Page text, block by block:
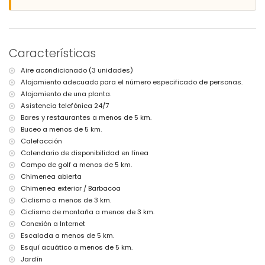
playa más cercana: El Arenal, Jávea (a menos de 4 kilómetros de la
parque más cercano: Parque Rafalet (a menos de 500 metros de la
aeropuerto más cercano: Alicante (a menos de 100 kilómetros de la
villa)
segundo aeropuerto más cercano: Valencia (> 100 kilómetros)
no se admiten mascotas
El alojamiento es muy adecuado para familias con niños
Instalaciones y servicios incluidos en el precio del alquiler de la
villa
internet (WiFi)
plancha y tabla de planchar
ropa de cama y toallas
servicio de recepción y servicio de emergencia 24 horas
calefacción central y aire acondicionado
Instalaciones y servicios con costo adicional
cama/cuna para niños (bajo demanda)
Entretenimiento y actividades de ocio para sus vacaciones en
Jávea, Costa Blanca
Características
Aire acondicionado (3 unidades)
Alojamiento adecuado para el número especificado de personas.
Alojamiento de una planta.
Asistencia telefónica 24/7
Bares y restaurantes a menos de 5 km.
Buceo a menos de 5 km.
Calefacción
Calendario de disponibilidad en línea
Campo de golf a menos de 5 km.
Chimenea abierta
Chimenea exterior / Barbacoa
Ciclismo a menos de 3 km.
Ciclismo de montaña a menos de 3 km.
Conexión a Internet
Escalada a menos de 5 km.
Esquí acuático a menos de 5 km.
Jardín